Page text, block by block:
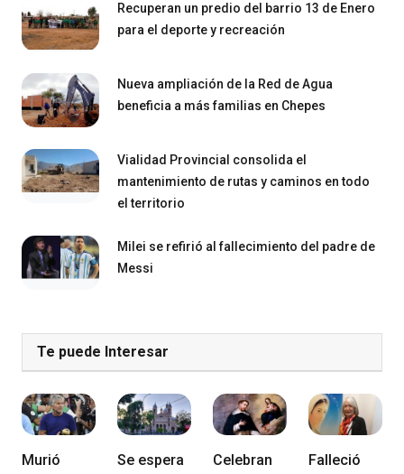
Recuperan un predio del barrio 13 de Enero
para el deporte y recreación
Nueva ampliación de la Red de Agua
beneficia a más familias en Chepes
Vialidad Provincial consolida el
mantenimiento de rutas y caminos en todo
el territorio
Milei se refirió al fallecimiento del padre de
Messi
Te puede Interesar
Murió
Se espera
Celebran
Falleció